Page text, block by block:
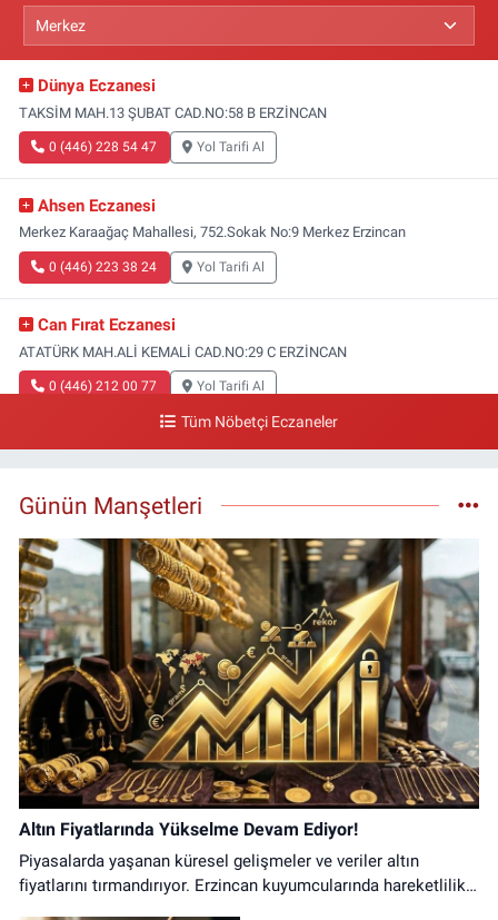
Dünya Eczanesi
TAKSİM MAH.13 ŞUBAT CAD.NO:58 B ERZİNCAN
0 (446) 228 54 47 Yol Tarifi Al
Ahsen Eczanesi
Merkez Karaağaç Mahallesi, 752.Sokak No:9 Merkez Erzincan
0 (446) 223 38 24 Yol Tarifi Al
Can Fırat Eczanesi
ATATÜRK MAH.ALİ KEMALİ CAD.NO:29 C ERZİNCAN
0 (446) 212 00 77 Yol Tarifi Al
Gazi Eczanesi
0 (446) 212 10 20
Tüm Nöbetçi Eczaneler
Günün Manşetleri
Altın Fiyatlarında Yükselme Devam Ediyor!
Piyasalarda yaşanan küresel gelişmeler ve veriler altın
fiyatlarını tırmandırıyor. Erzincan kuyumcularında hareketlilik